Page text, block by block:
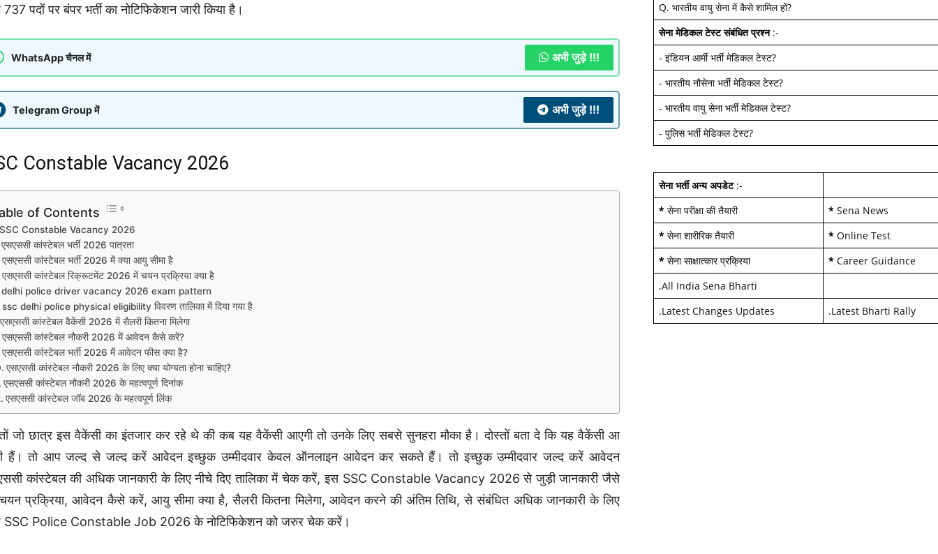
पदों पर बंपर भर्ती का नोटिफिकेशन जारी किया है।
WhatsApp चैनल में अभी जुड़े !!!
Telegram Group में अभी जुड़े !!!
Constable Vacancy 2026
of Contents
Constable Vacancy 2026
एसएससी कांस्टेबल भर्ती 2026 पात्रता
एसएससी कांस्टेबल भर्ती 2026 में क्या आयु सीमा है
एसएससी कांस्टेबल रिक्रूटमेंट 2026 में चयन प्रक्रिया क्या है
delhi police driver vacancy 2026 exam pattern
ssc delhi police physical eligibility विवरण तालिका में दिया गया है
एसएससी कांस्टेबल वैकेंसी 2026 में सैलरी कितना मिलेगा
एसएससी कांस्टेबल नौकरी 2026 में आवेदन कैसे करें?
एसएससी कांस्टेबल भर्ती 2026 में आवेदन फीस क्या है?
एसएससी कांस्टेबल नौकरी 2026 के लिए क्या योग्यता होना चाहिए?
एसएससी कांस्टेबल नौकरी 2026 के महत्वपूर्ण दिनांक
एसएससी कांस्टेबल जॉब 2026 के महत्वपूर्ण लिंक
जो छात्र इस वैकेंसी का इंतजार कर रहे थे की कब यह वैकेंसी आएगी तो उनके लिए सबसे सुनहरा मौका है। दोस्तों बता दे कि यह वैकेंसी आ
हैं। तो आप जल्द से जल्द करें आवेदन इच्छुक उम्मीदवार केवल ऑनलाइन आवेदन कर सकते हैं। तो इच्छुक उम्मीदवार जल्द करें आवेदन
कांस्टेबल की अधिक जानकारी के लिए नीचे दिए तालिका में चेक करें, इस SSC Constable Vacancy 2026 से जुड़ी जानकारी जैसे
प्रक्रिया, आवेदन कैसे करें, आयु सीमा क्या है, सैलरी कितना मिलेगा, आवेदन करने की अंतिम तिथि, से संबंधित अधिक जानकारी के लिए
Police Constable Job 2026 के नोटिफिकेशन को जरुर चेक करें।
Q. भारतीय वायु सेना में कैसे शामिल हों?
सेना मेडिकल टेस्ट संबंधित प्रश्न:-
- इंडियन आर्मी भर्ती मेडिकल टेस्ट?
- भारतीय नौसेना भर्ती मेडिकल टेस्ट?
- भारतीय वायु सेना भर्ती मेडिकल टेस्ट?
- पुलिस भर्ती मेडिकल टेस्ट?
सेना भर्ती अन्य अपडेट:-
* सेना परीक्षा की तैयारी * Sena News
* सेना शारीरिक तैयारी * Online Test
* सेना साक्षात्कार प्रक्रिया * Career Guidance
.All India Sena Bharti
.Latest Changes Updates .Latest Bharti Rally